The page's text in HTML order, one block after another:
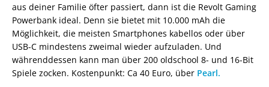
aus deiner Familie öfter passiert, dann ist die Revolt Gaming
Powerbank ideal. Denn sie bietet mit 10.000 mAh die
Möglichkeit, die meisten Smartphones kabellos oder über
USB-C mindestens zweimal wieder aufzuladen. Und
währenddessen kann man über 200 oldschool 8- und 16-Bit
Spiele zocken. Kostenpunkt: Ca 40 Euro, über Pearl.